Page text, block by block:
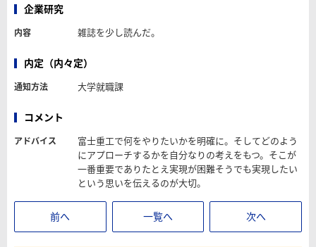
企業研究
内容 雑誌を少し読んだ。
内定（内々定）
通知方法 大学就職課
コメント
アドバイス
富士重工で何をやりたいかを明確に。そしてどのよう
にアプローチするかを自分なりの考えをもつ。そこが
一番重要でありたとえ実現が困難そうでも実現したい
という思いを伝えるのが大切。
前へ 一覧へ 次へ